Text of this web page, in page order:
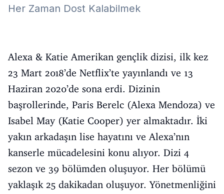
Her Zaman Dost Kalabilmek
Alexa & Katie Amerikan gençlik dizisi, ilk kez
23 Mart 2018’de Netflix’te yayınlandı ve 13
Haziran 2020’de sona erdi. Dizinin
başrollerinde, Paris Berelc (Alexa Mendoza) ve
Isabel May (Katie Cooper) yer almaktadır. İki
yakın arkadaşın lise hayatını ve Alexa’nın
kanserle mücadelesini konu alıyor. Dizi 4
sezon ve 39 bölümden oluşuyor. Her bölümü
yaklaşık 25 dakikadan oluşuyor. Yönetmenliğini